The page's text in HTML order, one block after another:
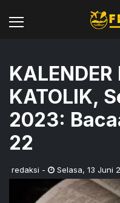
KALENDER
KATOLIK,
2023:
22
redaksi - Selasa, 13 Juni